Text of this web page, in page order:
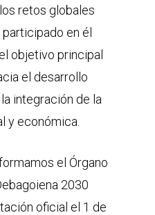
retos globales
en él
objetivo principal
el desarrollo
integración de la
y económica.
el Órgano
2030
oficial el 1 de